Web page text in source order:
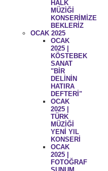
HALK
MÜZİĞİ
KONSERİMİZE
BEKLERİZ
OCAK 2025
OCAK
2025 |
KÖSTEBEK
SANAT
"BİR
DELİNİN
HATIRA
DEFTERİ"
OCAK
2025 |
TÜRK
MÜZİĞİ
YENİ YIL
KONSERİ
OCAK
2025 |
FOTOĞRAF